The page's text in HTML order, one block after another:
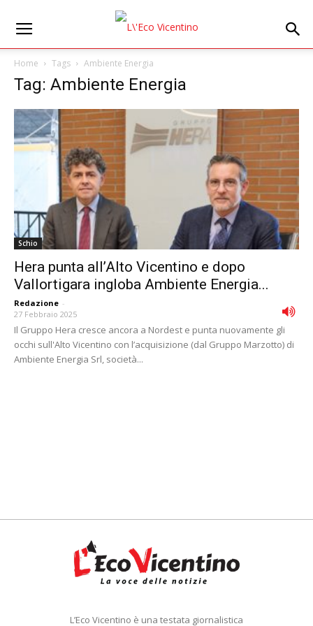
Home Tags Ambiente Energia
Tag: Ambiente Energia
Schio
Hera punta all’Alto Vicentino e dopo
Vallortigara ingloba Ambiente Energia...
Redazione -
27 Febbraio 2025
Il Gruppo Hera cresce ancora a Nordest e punta nuovamente gli
occhi sull'Alto Vicentino con l’acquisizione (dal Gruppo Marzotto) di
Ambiente Energia Srl, società...
L’Eco Vicentino è una testata giornalistica